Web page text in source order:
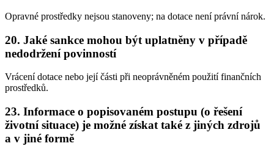
Opravné prostředky nejsou stanoveny; na dotace není právní nárok.
20. Jaké sankce mohou být uplatněny v případě
nedodržení povinností
Vrácení dotace nebo její části při neoprávněném použití finančních
prostředků.
23. Informace o popisovaném postupu (o řešení
životní situace) je možné získat také z jiných zdrojů
a v jiné formě